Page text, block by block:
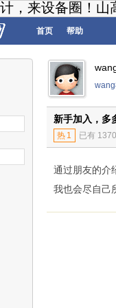
，来设备圈！
首页 帮助
新手加入，多
热 1 已有
通过朋友的介
我也会尽自己